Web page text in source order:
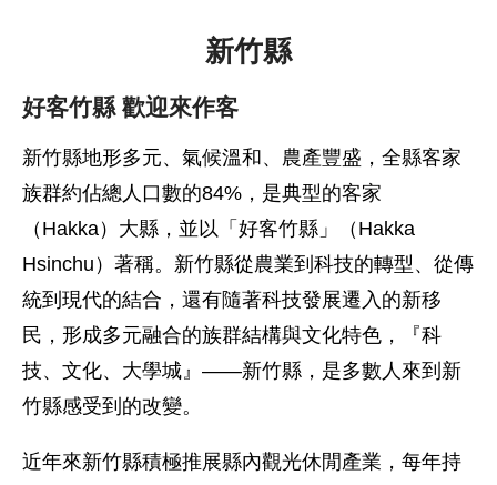
新竹縣
好客竹縣 歡迎來作客
新竹縣地形多元、氣候溫和、農產豐盛，全縣客家
族群約佔總人口數的84%，是典型的客家
（Hakka）大縣，並以「好客竹縣」（Hakka
Hsinchu）著稱。新竹縣從農業到科技的轉型、從傳
統到現代的結合，還有隨著科技發展遷入的新移
民，形成多元融合的族群結構與文化特色，『科
技、文化、大學城』——新竹縣，是多數人來到新
竹縣感受到的改變。
近年來新竹縣積極推展縣內觀光休閒產業，每年持